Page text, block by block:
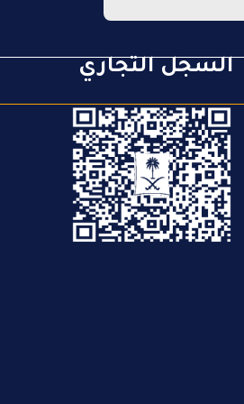
السجل التجاري